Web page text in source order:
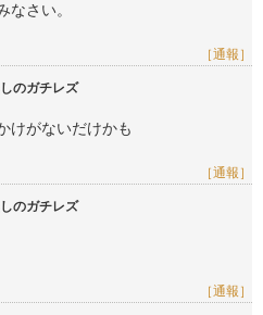
なさい。
［通報］
のガチレズ
けがないだけかも
［通報］
のガチレズ
［通報］